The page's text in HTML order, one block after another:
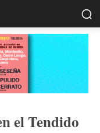
el Tendido